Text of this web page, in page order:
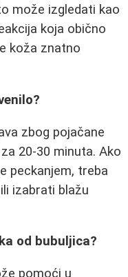
može izgledati kao
koja obično
koža znatno
zbog pojačane
20-30 minuta. Ako
peckanjem, treba
izabrati blažu
od bubuljica?
pomoći u